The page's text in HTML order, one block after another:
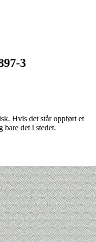
3
Hvis det står oppført et
bare det i stedet.